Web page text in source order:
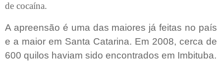
de cocaína.
A apreensão é uma das maiores já feitas no país
e a maior em Santa Catarina. Em 2008, cerca de
600 quilos haviam sido encontrados em Imbituba.